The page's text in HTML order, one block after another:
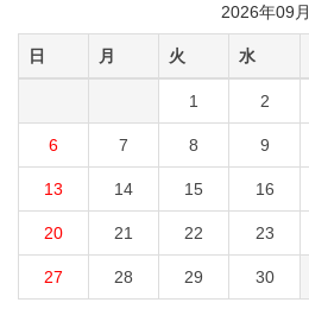
2026年09月
日 月 火 水
1 2
6 7 8 9
13 14 15 16
20 21 22 23
27 28 29 30